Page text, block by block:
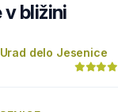
bližini
delo Jesenice